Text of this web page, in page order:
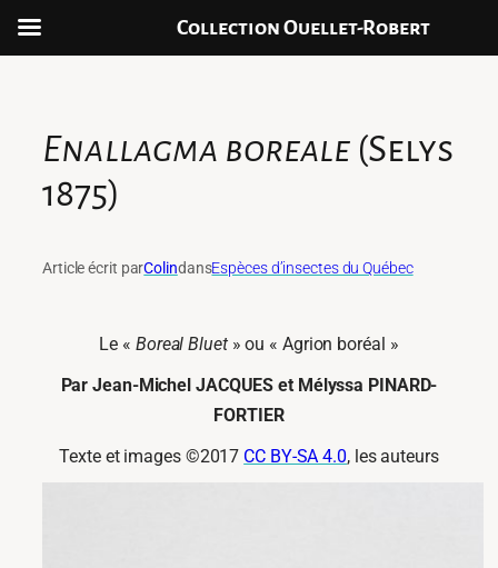
Enallagma boreale (Selys
1875)
Article écrit parColindansEspèces d’insectes du Québec
Le « Boreal Bluet» ou « Agrion boréal »
Par Jean-Michel JACQUES et Mélyssa PINARD-
FORTIER
Texte et images ©2017 CC BY-SA 4.0, les auteurs
Collection Ouellet-Robert